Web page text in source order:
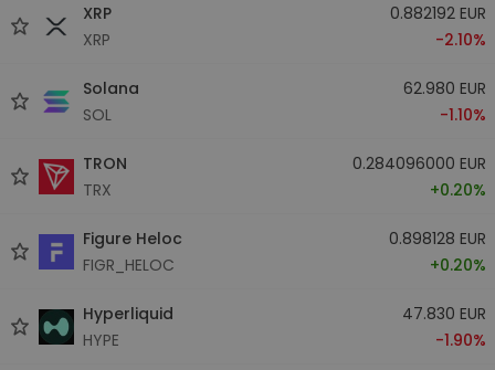
XRP
XRP
0.882192 EUR
-2.10%
Solana
SOL
62.980 EUR
-1.10%
TRON
TRX
0.284096000 EUR
+0.20%
Figure Heloc
FIGR_HELOC
0.898128 EUR
+0.20%
Hyperliquid
HYPE
47.830 EUR
-1.90%